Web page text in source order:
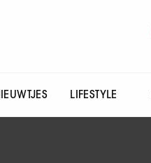
LIFESTYLE